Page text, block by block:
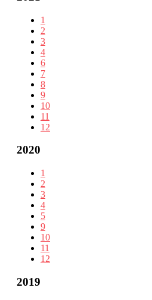
1
2
3
4
6
7
8
9
10
11
12
2020
1
2
3
4
5
9
10
11
12
2019